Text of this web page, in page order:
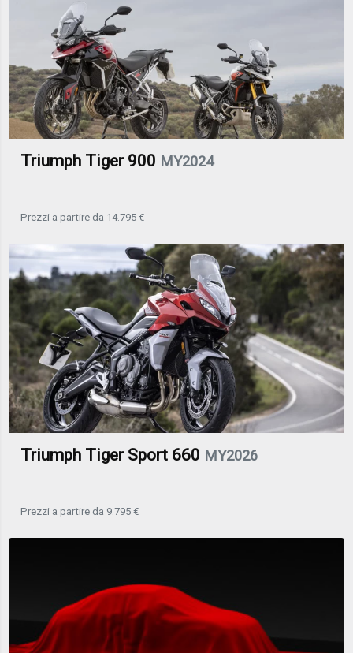
Triumph Tiger 900 MY2024
Prezzi a partire da 14.795 €
Triumph Tiger Sport 660 MY2026
Prezzi a partire da 9.795 €